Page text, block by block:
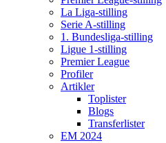
La Liga-stilling
Serie A-stilling
1. Bundesliga-stilling
Ligue 1-stilling
Premier League
Profiler
Artikler
Toplister
Blogs
Transferlister
EM 2024